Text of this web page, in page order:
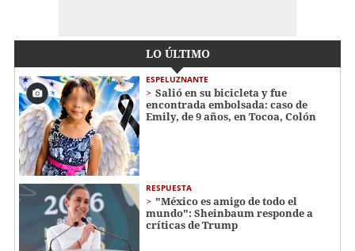
LO ÚLTIMO
ESPELUZNANTE
Salió en su bicicleta y fue
encontrada embolsada: caso de
Emily, de 9 años, en Tocoa, Colón
RESPUESTA
"México es amigo de todo el
mundo": Sheinbaum responde a
críticas de Trump